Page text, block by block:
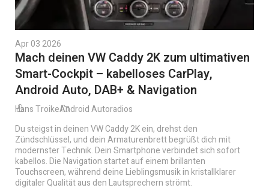
Apr 03 2026
Mach deinen VW Caddy 2K zum ultimativen
Smart-Cockpit – kabelloses CarPlay,
Android Auto, DAB+ & Navigation
Hans TroikeAndroid Autoradios
Du steigst in deinen VW Caddy 2K ein, drehst den
Zündschlüssel, und dein Armaturenbrett begrüßt dich mit
modernster Technik. Dein Smartphone verbindet sich sofort
kabellos. Die Navigation startet auf einem brillanten
Touchscreen, während deine Lieblingsmusik in kristallklarer
digitaler Qualität aus den Lautsprechern strömt.